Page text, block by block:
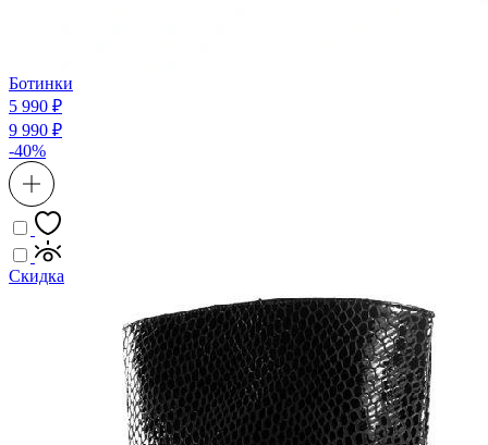
Ботинки
5 990 ₽
9 990 ₽
-40%
Скидка